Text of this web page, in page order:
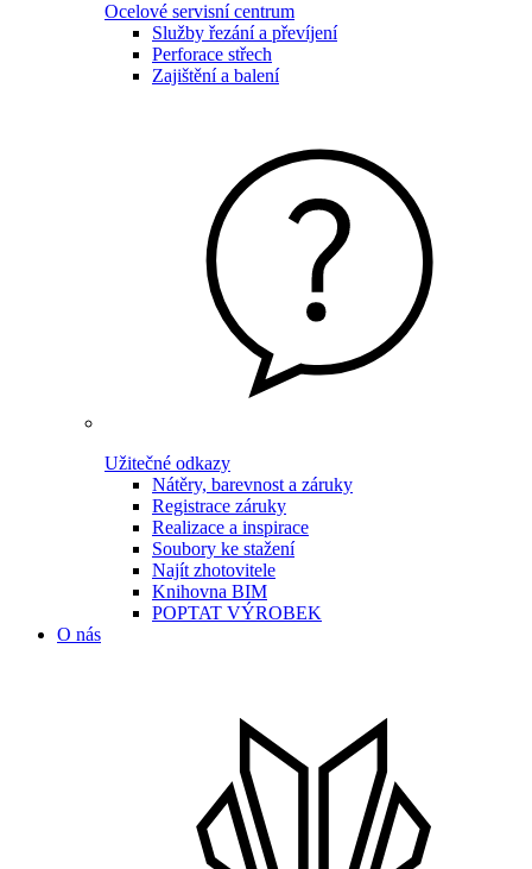
Ocelové servisní centrum
Služby řezání a převíjení
Perforace střech
Zajištění a balení
Užitečné odkazy
Nátěry, barevnost a záruky
Registrace záruky
Realizace a inspirace
Soubory ke stažení
Najít zhotovitele
Knihovna BIM
POPTAT VÝROBEK
O nás